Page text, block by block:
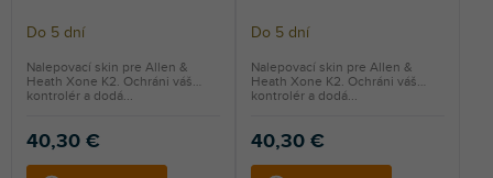
Do 5 dní
40,30 €
Nalepovací skin pre Allen &
Heath Xone K2. Ochráni váš
kontrolér a dodá...
Do 5 dní
40,30 €
Nalepovací skin pre Allen &
Heath Xone K2. Ochráni váš
kontrolér a dodá...